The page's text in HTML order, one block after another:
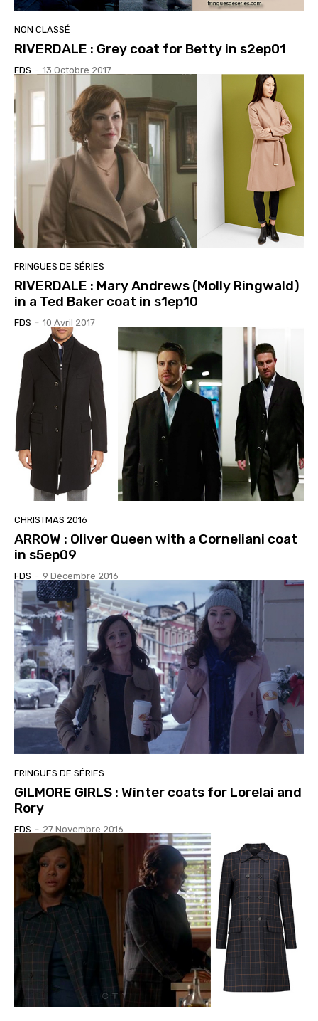
NON CLASSÉ
RIVERDALE : Grey coat for Betty in s2ep01
FDS - 13 Octobre 2017
FRINGUES DE SÉRIES
RIVERDALE : Mary Andrews (Molly Ringwald)
in a Ted Baker coat in s1ep10
FDS - 10 Avril 2017
CHRISTMAS 2016
ARROW : Oliver Queen with a Corneliani coat
in s5ep09
FDS - 9 Décembre 2016
FRINGUES DE SÉRIES
GILMORE GIRLS : Winter coats for Lorelai and
Rory
FDS - 27 Novembre 2016